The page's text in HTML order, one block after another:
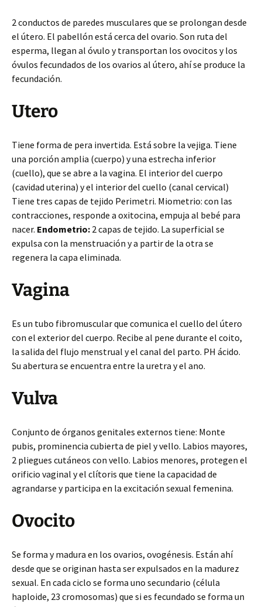
2 conductos de paredes musculares que se prolongan desde
el útero. El pabellón está cerca del ovario. Son ruta del
esperma, llegan al óvulo y transportan los ovocitos y los
óvulos fecundados de los ovarios al útero, ahí se produce la
fecundación.
Utero
Tiene forma de pera invertida. Está sobre la vejiga. Tiene
una porción amplia (cuerpo) y una estrecha inferior
(cuello), que se abre a la vagina. El interior del cuerpo
(cavidad uterina) y el interior del cuello (canal cervical)
Tiene tres capas de tejido Perimetri. Miometrio: con las
contracciones, responde a oxitocina, empuja al bebé para
nacer. Endometrio: 2 capas de tejido. La superficial se
expulsa con la menstruación y a partir de la otra se
regenera la capa eliminada.
Vagina
Es un tubo fibromuscular que comunica el cuello del útero
con el exterior del cuerpo. Recibe al pene durante el coito,
la salida del flujo menstrual y el canal del parto. PH ácido.
Su abertura se encuentra entre la uretra y el ano.
Vulva
Conjunto de órganos genitales externos tiene: Monte
pubis, prominencia cubierta de piel y vello. Labios mayores,
2 pliegues cutáneos con vello. Labios menores, protegen el
orificio vaginal y el clítoris que tiene la capacidad de
agrandarse y participa en la excitación sexual femenina.
Ovocito
Se forma y madura en los ovarios, ovogénesis. Están ahí
desde que se originan hasta ser expulsados en la madurez
sexual. En cada ciclo se forma uno secundario (célula
haploide, 23 cromosomas) que si es fecundado se forma un